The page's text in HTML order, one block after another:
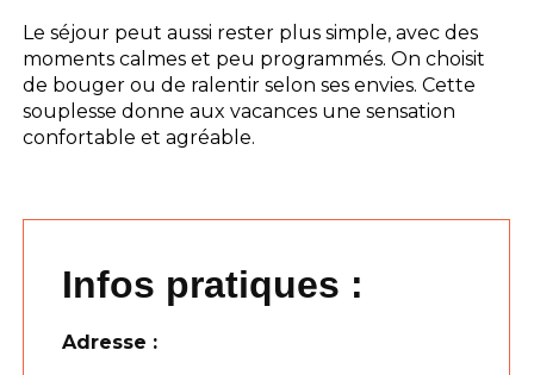
Le séjour peut aussi rester plus simple, avec des
moments calmes et peu programmés. On choisit
de bouger ou de ralentir selon ses envies. Cette
souplesse donne aux vacances une sensation
confortable et agréable.
Infos pratiques :
Adresse :